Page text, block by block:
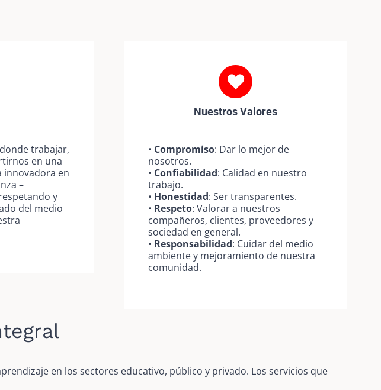
trabajar,
en una
innovadora en
–
y
del medio
Nuestros Valores
• Compromiso: Dar lo mejor de
nosotros.
• Confiabilidad: Calidad en nuestro
trabajo.
• Honestidad: Ser transparentes.
• Respeto: Valorar a nuestros
compañeros, clientes, proveedores y
sociedad en general.
• Responsabilidad: Cuidar del medio
ambiente y mejoramiento de nuestra
comunidad.
en los sectores educativo, público y privado. Los servicios que